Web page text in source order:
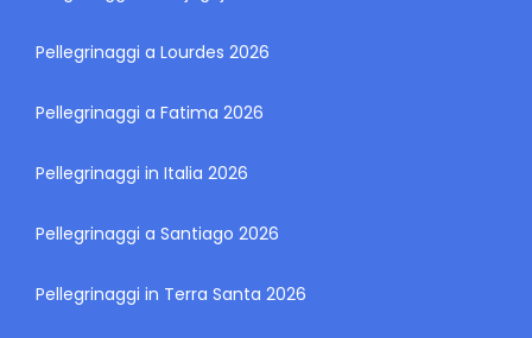
Pellegrinaggi a Lourdes 2026
Pellegrinaggi a Fatima 2026
Pellegrinaggi in Italia 2026
Pellegrinaggi a Santiago 2026
Pellegrinaggi in Terra Santa 2026